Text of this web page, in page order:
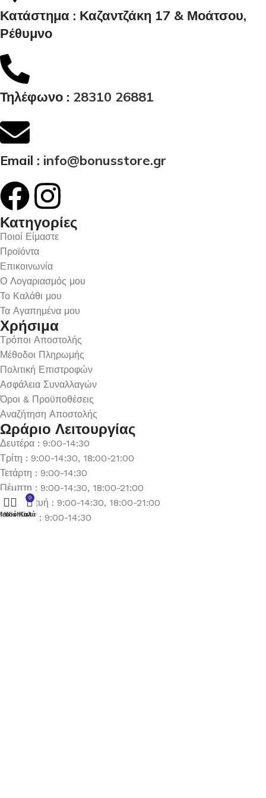
Κατάστημα : Καζαντζάκη 17 & Μοάτσου,
Ρέθυμνο
Τηλέφωνο : 28310 26881
Email : info@bonusstore.gr
Κατηγορίες
Ποιοί Είμαστε
Προϊόντα
Επικοινωνία
Ο Λογαριασμός μου
Το Καλάθι μου
Τα Αγαπημένα μου
Χρήσιμα
Τρόποι Αποστολής
Μέθοδοι Πληρωμής
Πολιτική Επιστροφών
Ασφάλεια Συναλλαγών
Όροι & Προϋποθέσεις
Αναζήτηση Αποστολής
Ωράριο Λειτουργίας
Δευτέρα : 9:00-14:30
Τρίτη : 9:00-14:30, 18:00-21:00
Τετάρτη : 9:00-14:30
Πέμπτη : 9:00-14:30, 18:00-21:00
Παρασκευή : 9:00-14:30, 18:00-21:00
Σάββατο : 9:00-14:30
Wishlist
0
Καλάθι